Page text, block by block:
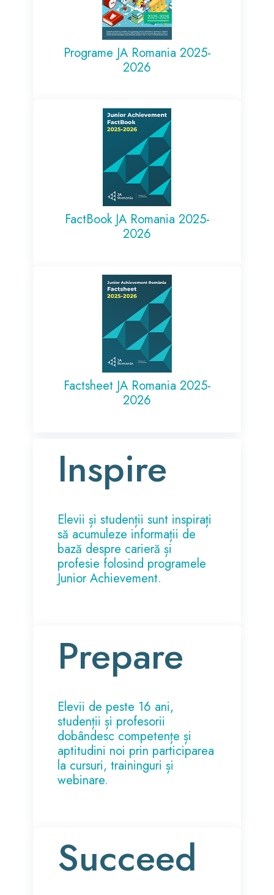
Programe JA Romania 2025-
2026
FactBook JA Romania 2025-
2026
Factsheet JA Romania 2025-
2026
Inspire
Elevii și studenții sunt inspirați
să acumuleze informații de
bază despre carieră și
profesie folosind programele
Junior Achievement.
Prepare
Elevii de peste 16 ani,
studenții și profesorii
dobândesc competențe și
aptitudini noi prin participarea
la cursuri, traininguri și
webinare.
Succeed